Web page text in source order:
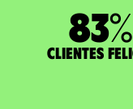
83%
Clientes